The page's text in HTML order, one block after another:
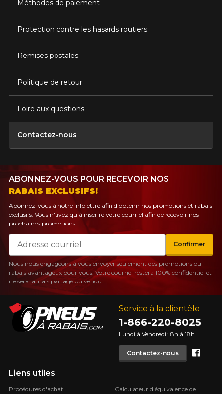
Méthodes de paiement
Protection contre les hasards routiers
Remises postales
Politique de retour
Foire aux questions
Contactez-nous
Service à la clientèle
1-866-220-8025
Lundi à Vendredi : 8h à 18h
Contactez-nous
Liens utiles
Procédures d'achat Calculateur d'équivalence de
ABONNEZ-VOUS POUR RECEVOIR NOS
RABAIS EXCLUSIFS!
Abonnez-vous à notre infolettre afin d'obtenir nos promotions et rabais
exclusifs. Vous n'avez qu'à inscrire votre courriel afin de recevoir nos
prochaines promotions.
Courriel
Confirmer
Nous nous engageons à vous envoyer seulement des promotions ou
rabais avantageux pour vous. Votre courriel restera 100% confidentiel et
ne sera jamais partagé ou vendu.